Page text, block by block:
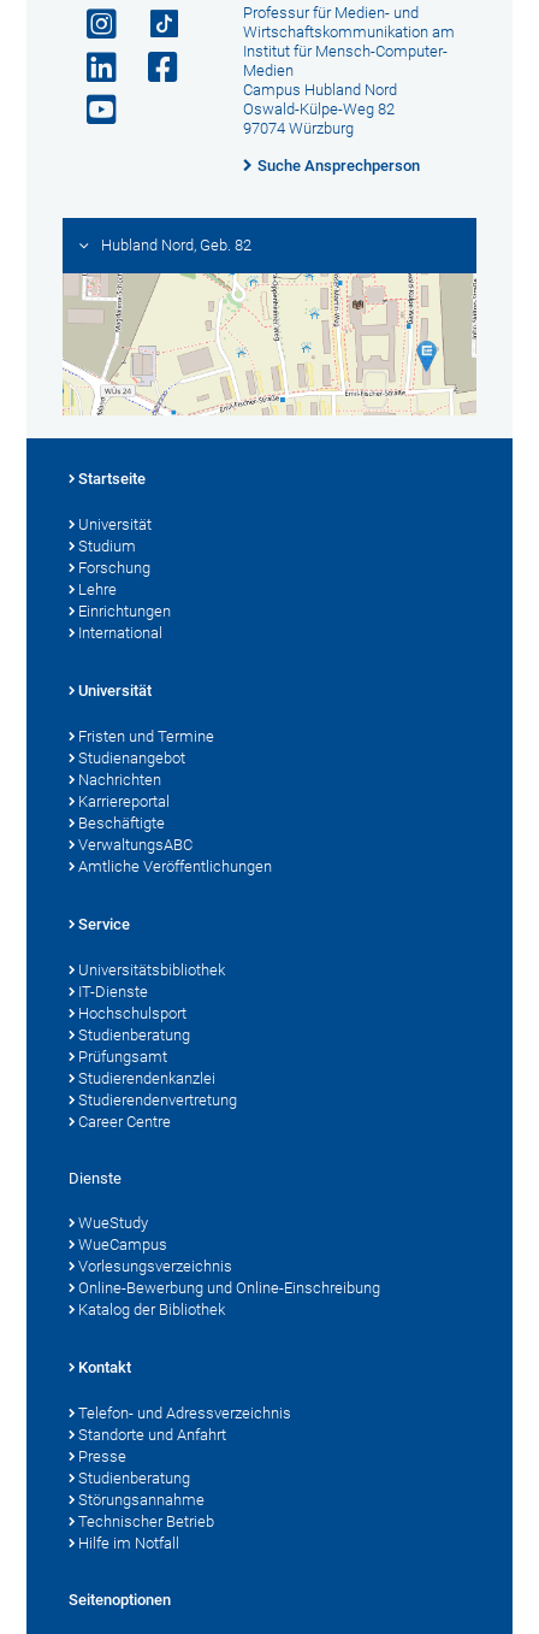
Professur für Medien- und
Wirtschaftskommunikation am
Institut für Mensch-Computer-
Medien
Campus Hubland Nord
Oswald-Külpe-Weg 82
97074 Würzburg
Suche Ansprechperson
Hubland Nord, Geb. 82
Startseite
Universität
Studium
Forschung
Lehre
Einrichtungen
International
Universität
Fristen und Termine
Studienangebot
Nachrichten
Karriereportal
Beschäftigte
VerwaltungsABC
Amtliche Veröffentlichungen
Service
Universitätsbibliothek
IT-Dienste
Hochschulsport
Studienberatung
Prüfungsamt
Studierendenkanzlei
Studierendenvertretung
Career Centre
Dienste
WueStudy
WueCampus
Vorlesungsverzeichnis
Online-Bewerbung und Online-Einschreibung
Katalog der Bibliothek
Kontakt
Telefon- und Adressverzeichnis
Standorte und Anfahrt
Presse
Studienberatung
Störungsannahme
Technischer Betrieb
Hilfe im Notfall
Seitenoptionen